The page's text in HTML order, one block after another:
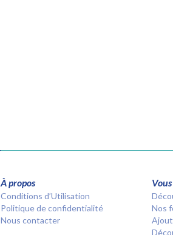
À propos
Conditions d’Utilisation
Politique de confidentialité
Nous contacter
Nos